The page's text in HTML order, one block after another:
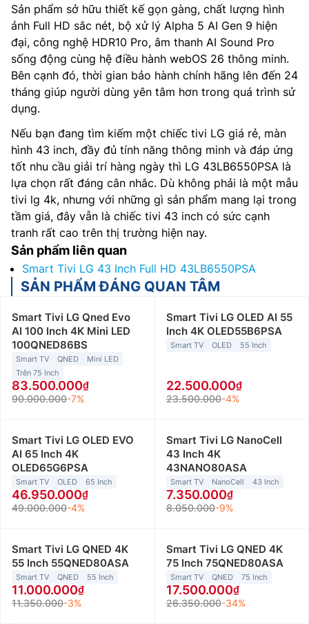
Sản phẩm sở hữu thiết kế gọn gàng, chất lượng hình
ảnh Full HD sắc nét, bộ xử lý Alpha 5 AI Gen 9 hiện
đại, công nghệ HDR10 Pro, âm thanh AI Sound Pro
sống động cùng hệ điều hành webOS 26 thông minh.
Bên cạnh đó, thời gian bảo hành chính hãng lên đến 24
tháng giúp người dùng yên tâm hơn trong quá trình sử
dụng.
Nếu bạn đang tìm kiếm một chiếc tivi LG giá rẻ, màn
hình 43 inch, đầy đủ tính năng thông minh và đáp ứng
tốt nhu cầu giải trí hàng ngày thì LG 43LB6550PSA là
lựa chọn rất đáng cân nhắc. Dù không phải là một mẫu
tivi lg 4k, nhưng với những gì sản phẩm mang lại trong
tầm giá, đây vẫn là chiếc tivi 43 inch có sức cạnh
tranh rất cao trên thị trường hiện nay.
Sản phẩm liên quan
Smart Tivi LG 43 Inch Full HD 43LB6550PSA
SẢN PHẨM ĐÁNG QUAN TÂM
Smart Tivi LG Qned Evo
AI 100 Inch 4K Mini LED
100QNED86BS
Smart TV QNED
Mini LED
Trên 75 Inch
83.500.000
90.000.000-7%
Smart Tivi LG OLED AI 55
Inch 4K OLED55B6PSA
Smart TV OLED 55 Inch
22.500.000
23.500.000-4%
Smart Tivi LG OLED EVO
AI 65 Inch 4K
OLED65G6PSA
Smart TV OLED 65 Inch
46.950.000
49.000.000-4%
Smart Tivi LG NanoCell
43 Inch 4K
43NANO80ASA
Smart TV NanoCell 43 Inch
7.350.000
8.050.000-9%
Smart Tivi LG QNED 4K
55 Inch 55QNED80ASA
Smart TV QNED 55 Inch
11.000.000
11.350.000-3%
Smart Tivi LG QNED 4K
75 Inch 75QNED80ASA
Smart TV QNED 75 Inch
17.500.000
26.350.000-34%